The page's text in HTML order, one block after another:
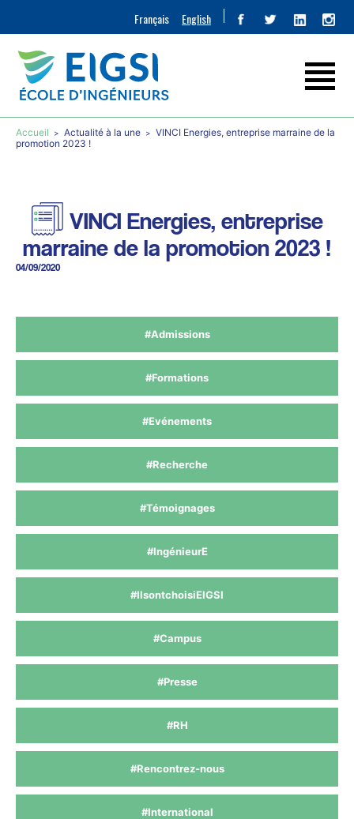
Français English
Accueil Actualité à la une
VINCI Energies, entreprise marraine de la
promotion 2023 !
VINCI Energies, entreprise
marraine de la promotion 2023 !
04/09/2020
#Admissions
#Formations
#Evénements
#Recherche
#Témoignages
#IngénieurE
#IlsontchoisiEIGSI
#Campus
#Presse
#RH
#Rencontrez-nous
#International